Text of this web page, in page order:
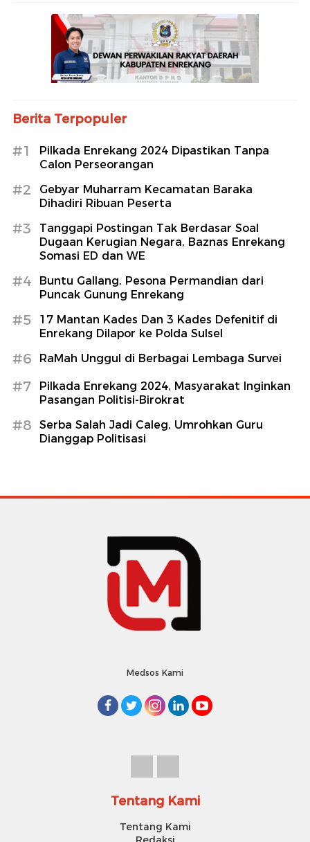
Berita Terpopuler
#1
Pilkada Enrekang 2024 Dipastikan Tanpa
Calon Perseorangan
#2
Gebyar Muharram Kecamatan Baraka
Dihadiri Ribuan Peserta
#3
Tanggapi Postingan Tak Berdasar Soal
Dugaan Kerugian Negara, Baznas Enrekang
Somasi ED dan WE
#4
Buntu Gallang, Pesona Permandian dari
Puncak Gunung Enrekang
#5
17 Mantan Kades Dan 3 Kades Defenitif di
Enrekang Dilapor ke Polda Sulsel
#6 RaMah Unggul di Berbagai Lembaga Survei
#7
Pilkada Enrekang 2024, Masyarakat Inginkan
Pasangan Politisi-Birokrat
#8
Serba Salah Jadi Caleg, Umrohkan Guru
Dianggap Politisasi
Medsos Kami
Tentang Kami
Tentang Kami